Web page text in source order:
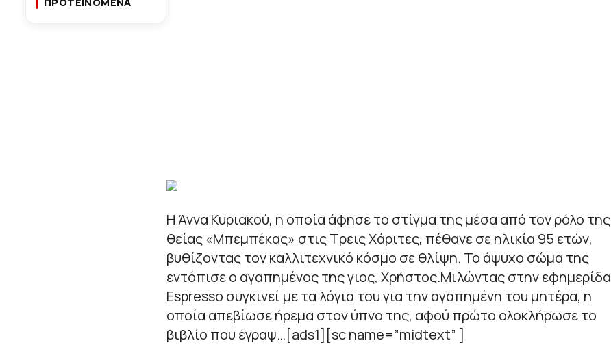
Η Άννα Κυριακού, η οποία άφησε το στίγμα της μέσα από τον ρόλο της
θείας «Μπεμπέκας» στις Τρεις Χάριτες, πέθανε σε ηλικία 95 ετών,
βυθίζοντας τον καλλιτεχνικό κόσμο σε θλίψη. Το άψυχο σώμα της
εντόπισε ο αγαπημένος της γιος, Χρήστος.Μιλώντας στην εφημερίδα
Espresso συγκινεί με τα λόγια του για την αγαπημένη του μητέρα, η
οποία απεβίωσε ήρεμα στον ύπνο της, αφού πρώτο ολοκλήρωσε το
βιβλίο που έγραψ…[ads1][sc name=”midtext” ]